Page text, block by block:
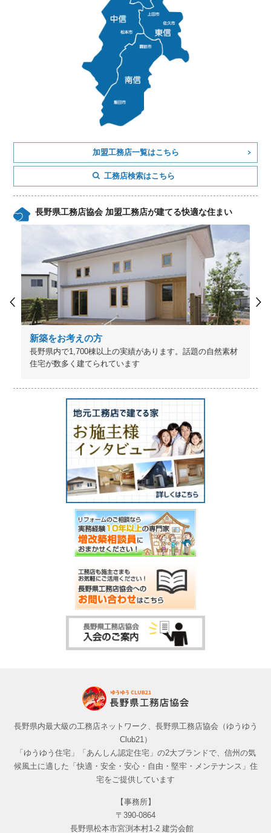
加盟工務店一覧はこちら
工務店検索はこちら
長野県工務店協会 加盟工務店が建てる快適な住まい
新築をお考えの方
長野県内で1,700棟以上の実績があります。話題の自然素材
住宅が数多く建てられています
長野県内最大級の工務店ネットワーク、長野県工務店協会（ゆうゆう
Club21）
「ゆうゆう住宅」「あんしん認定住宅」の2大ブランドで、信州の気
候風土に適した「快適・安全・安心・自由・堅牢・メンテナンス」住
宅をご提供しています
【事務所】
〒390-0864
長野県松本市宮渕本村1-2 建労会館